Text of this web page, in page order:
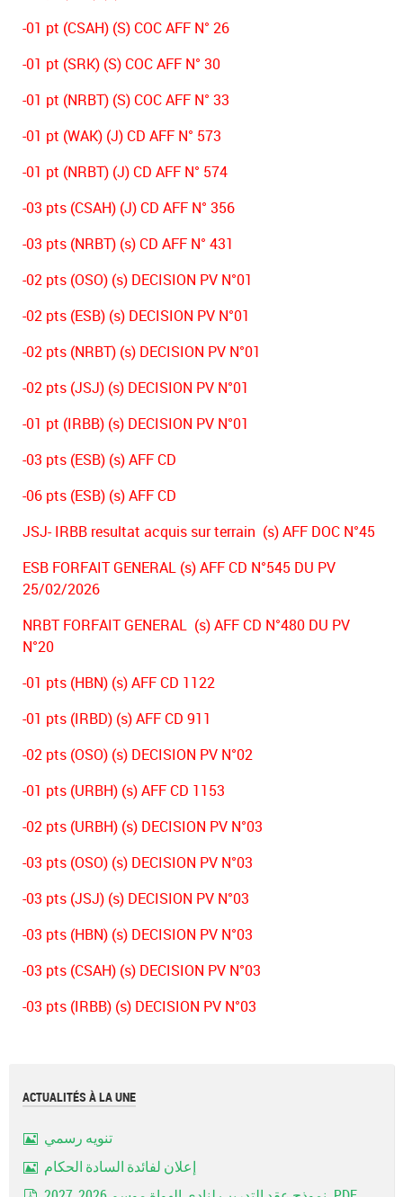
-01 pt (CSAH) (S) COC AFF N° 26
-01 pt (SRK) (S) COC AFF N° 30
-01 pt (NRBT) (S) COC AFF N° 33
-01 pt (WAK) (J) CD AFF N° 573
-01 pt (NRBT) (J) CD AFF N° 574
-03 pts (CSAH) (J) CD AFF N° 356
-03 pts (NRBT) (s) CD AFF N° 431
-02 pts (OSO) (s) DECISION PV N°01
-02 pts (ESB) (s) DECISION PV N°01
-02 pts (NRBT) (s) DECISION PV N°01
-02 pts (JSJ) (s) DECISION PV N°01
-01 pt (IRBB) (s) DECISION PV N°01
-03 pts (ESB) (s) AFF CD
-06 pts (ESB) (s) AFF CD
JSJ- IRBB resultat acquis sur terrain (s) AFF DOC N°45
ESB FORFAIT GENERAL (s) AFF CD N°545 DU PV
25/02/2026
NRBT FORFAIT GENERAL (s) AFF CD N°480 DU PV
N°20
-01 pts (HBN) (s) AFF CD 1122
-01 pts (IRBD) (s) AFF CD 911
-02 pts (OSO) (s) DECISION PV N°02
-01 pts (URBH) (s) AFF CD 1153
-02 pts (URBH) (s) DECISION PV N°03
-03 pts (OSO) (s) DECISION PV N°03
-03 pts (JSJ) (s) DECISION PV N°03
-03 pts (HBN) (s) DECISION PV N°03
-03 pts (CSAH) (s) DECISION PV N°03
-03 pts (IRBB) (s) DECISION PV N°03
ACTUALITÉS À LA UNE
تنويه رسمي
إعلان لفائدة السادة الحكام